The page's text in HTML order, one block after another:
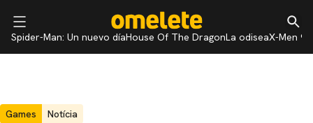
Spider-Man: Un nuevo díaHouse Of The DragonLa odiseaX-Men 97
Games Notícia